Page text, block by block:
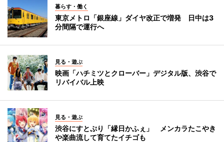
暮らす・働く
東京メトロ「銀座線」ダイヤ改正で増発 日中は3
分間隔で運行へ
見る・遊ぶ
映画「ハチミツとクローバー」デジタル版、渋谷で
リバイバル上映
見る・遊ぶ
渋谷にすとぷり「縁日かふぇ」 メンカラたこやき
や楽曲流して育てたイチゴも